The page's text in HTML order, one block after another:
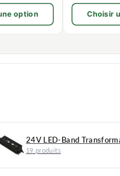
option Choisir
24V LED-Band
19 produits